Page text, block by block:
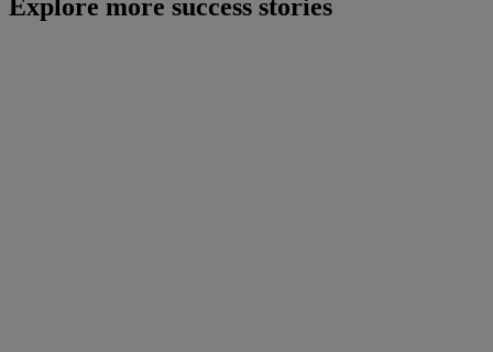
Explore more success stories